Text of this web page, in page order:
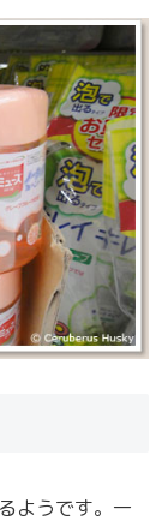
ようです。一